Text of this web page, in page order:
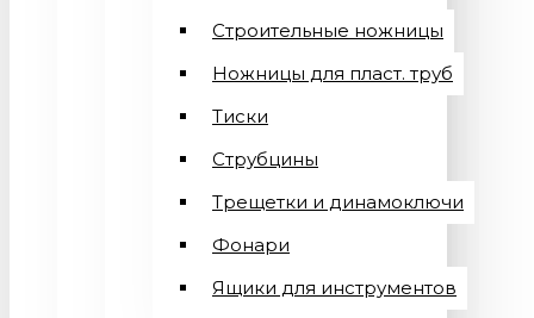
Строительные ножницы
Ножницы для пласт. труб
Тиски
Струбцины
Трещетки и динамоключи
Фонари
Ящики для инструментов